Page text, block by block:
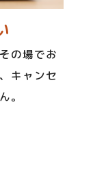
の場でお
キャンセ
。